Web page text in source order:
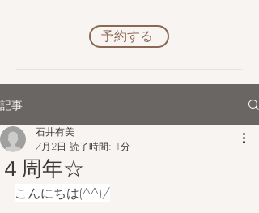
予約する
記事
４周年☆
石井有美
7月2日 読了時間: 1分
こんにちは(^^)/